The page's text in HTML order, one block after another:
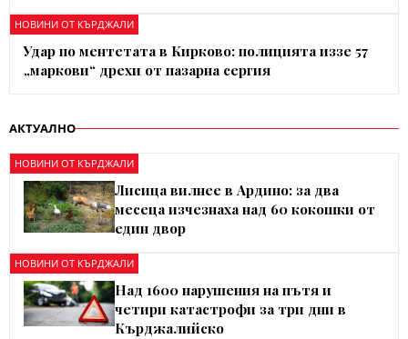
НОВИНИ ОТ КЪРДЖАЛИ
Удар по ментетата в Кирково: полицията иззе 57
„маркови“ дрехи от пазарна сергия
АКТУАЛНО
НОВИНИ ОТ КЪРДЖАЛИ
Лисица вилнее в Ардино: за два
месеца изчезнаха над 60 кокошки от
един двор
НОВИНИ ОТ КЪРДЖАЛИ
Над 1600 нарушения на пътя и
четири катастрофи за три дни в
Кърджалийско